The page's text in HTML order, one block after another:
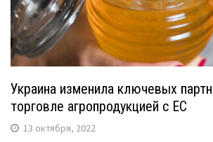
Украина изменила ключевых
торговле агропродукцией с ЕС
13 октября, 2022